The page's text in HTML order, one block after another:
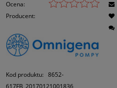
Ocena:
Producent:
Kod produktu: 8652-